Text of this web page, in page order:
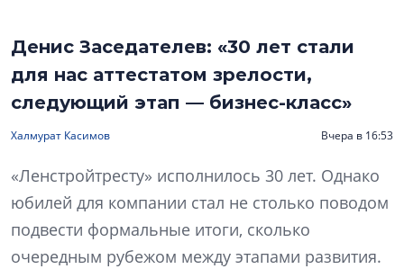
Денис Заседателев: «30 лет стали
для нас аттестатом зрелости,
следующий этап — бизнес-класс»
Халмурат Касимов Вчера в 16:53
«Ленстройтресту» исполнилось 30 лет. Однако
юбилей для компании стал не столько поводом
подвести формальные итоги, сколько
очередным рубежом между этапами развития.